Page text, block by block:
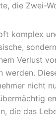
die Zwei-
komplex
Verlust
werden.
nicht
die das